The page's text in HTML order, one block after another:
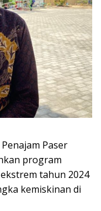
Paser
program
tahun 2024
kemiskinan di